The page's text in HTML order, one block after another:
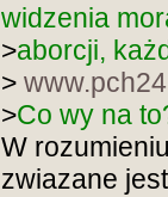
widzenia
>aborcji,
>
>Co wy na
W
zwiazane